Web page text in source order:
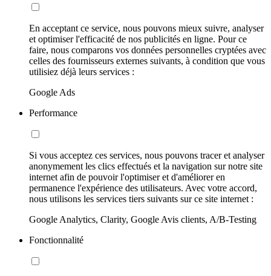
En acceptant ce service, nous pouvons mieux suivre, analyser
et optimiser l'efficacité de nos publicités en ligne. Pour ce
faire, nous comparons vos données personnelles cryptées avec
celles des fournisseurs externes suivants, à condition que vous
utilisiez déjà leurs services :
Google Ads
Performance
Si vous acceptez ces services, nous pouvons tracer et analyser
anonymement les clics effectués et la navigation sur notre site
internet afin de pouvoir l'optimiser et d'améliorer en
permanence l'expérience des utilisateurs. Avec votre accord,
nous utilisons les services tiers suivants sur ce site internet :
Google Analytics, Clarity, Google Avis clients, A/B-Testing
Fonctionnalité